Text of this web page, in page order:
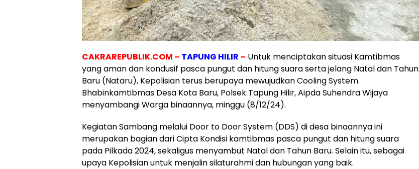
CAKRAREPUBLIK.COM – TAPUNG HILIR – Untuk menciptakan situasi Kamtibmas
yang aman dan kondusif pasca pungut dan hitung suara serta jelang Natal dan Tahun
Baru (Nataru), Kepolisian terus berupaya mewujudkan Cooling System.
Bhabinkamtibmas Desa Kota Baru, Polsek Tapung Hilir, Aipda Suhendra Wijaya
menyambangi Warga binaannya, minggu (8/12/24).
Kegiatan Sambang melalui Door to Door System (DDS) di desa binaannya ini
merupakan bagian dari Cipta Kondisi kamtibmas pasca pungut dan hitung suara
pada Pilkada 2024, sekaligus menyambut Natal dan Tahun Baru. Selain itu, sebagai
upaya Kepolisian untuk menjalin silaturahmi dan hubungan yang baik.